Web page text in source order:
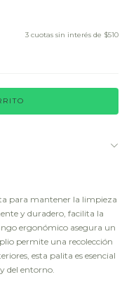
3 cuotas sin interés de $510
para mantener la limpieza
y duradero, facilita la
ergonómico asegura un
permite una recolección
esta palita es esencial
del entorno.